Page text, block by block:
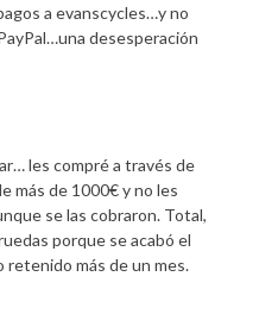
a evanscycles…y no
desesperación
les compré a través de
más de 1000€ y no les
se las cobraron. Total,
porque se acabó el
más de un mes.